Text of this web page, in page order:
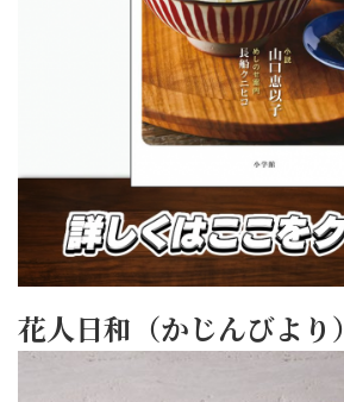
花人日和（かじんびより）